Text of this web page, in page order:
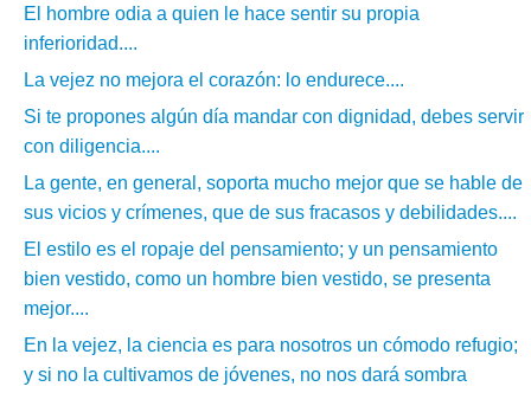
El hombre odia a quien le hace sentir su propia
inferioridad....
La vejez no mejora el corazón: lo endurece....
Si te propones algún día mandar con dignidad, debes servir
con diligencia....
La gente, en general, soporta mucho mejor que se hable de
sus vicios y crímenes, que de sus fracasos y debilidades....
El estilo es el ropaje del pensamiento; y un pensamiento
bien vestido, como un hombre bien vestido, se presenta
mejor....
En la vejez, la ciencia es para nosotros un cómodo refugio;
y si no la cultivamos de jóvenes, no nos dará sombra